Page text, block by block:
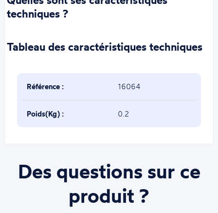
techniques ?
Tableau des caractéristiques techniques
Référence : 16064
Poids(Kg) : 0.2
Des questions sur ce
produit ?